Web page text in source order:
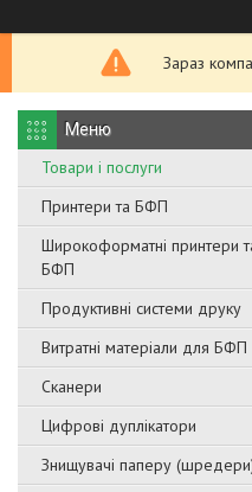
Зараз
Товари і послуги
Принтери та БФП
Широкоформатні принтери
БФП
Продуктивні системи друку
Витратні матеріали для БФП
Сканери
Цифрові дуплікатори
Знищувачі паперу